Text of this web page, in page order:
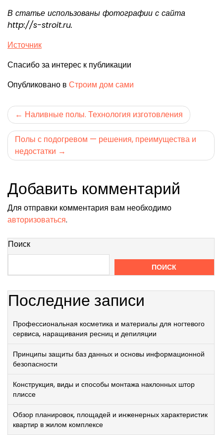
В статье использованы фотографии с сайта
http://s-stroit.ru.
Источник
Спасибо за интерес к публикации
Опубликовано в Строим дом сами
Навигация
по
записям
Наливные полы. Технология изготовления
Полы с подогревом — решения, преимущества и
недостатки
Добавить комментарий
Для отправки комментария вам необходимо
авторизоваться.
Поиск
ПОИСК
Последние записи
Профессиональная косметика и материалы для ногтевого
сервиса, наращивания ресниц и депиляции
Принципы защиты баз данных и основы информационной
безопасности
Конструкция, виды и способы монтажа наклонных штор
плиссе
Обзор планировок, площадей и инженерных характеристик
квартир в жилом комплексе